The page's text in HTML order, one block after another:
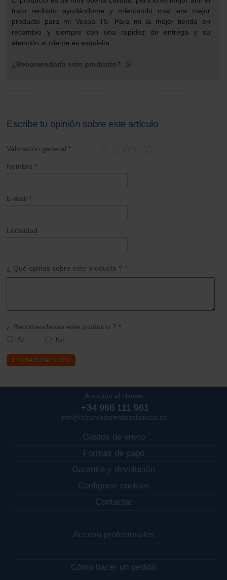
trato recibido ayudándome y orientando cual era mejor
producto para mi Vespa T5. Para mi la mejor tienda en
recambio y siempre con una rapidez de entrega y su
atención al cliente es exquisita.
¿Recomendaría este producto? Sí
Escribe tu opinión sobre este artículo
Valoración general *
Nombre *
E-mail *
Localidad
¿ Qué opinas sobre este producto ? *
¿ Recomendarías este producto ? *
Sí
No
ENVIAR OPINIÓN
Atención al cliente
+34 966 111 961
info@recambiosmotosclasicas.es
Gastos de envío
Formas de pago
Garantía y devolución
Configurar cookies
Contactar
Acceso profesionales
Cómo hacer un pedido